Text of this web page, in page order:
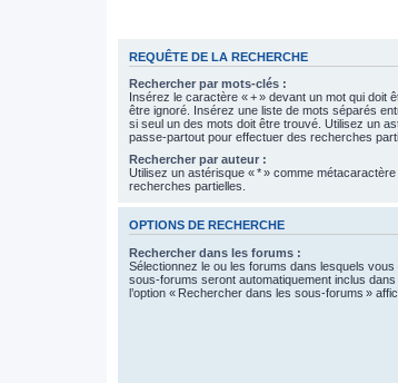
REQUÊTE DE LA RECHERCHE
Rechercher par mots-clés :
Insérez le caractère « + » devant un mot qui doit
être ignoré. Insérez une liste de mots séparés
si seul un des mots doit être trouvé. Utilisez un
passe-partout pour effectuer des recherches
Rechercher par auteur :
Utilisez un astérisque « * » comme
recherches partielles.
OPTIONS DE RECHERCHE
Rechercher dans les forums :
Sélectionnez le ou les forums dans lesquels
sous-forums seront automatiquement inclus
l’option « Rechercher dans les sous-forums »